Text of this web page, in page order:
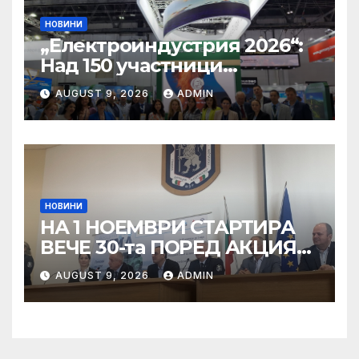
НОВИНИ
„Електроиндустрия 2026“:
Над 150 участници
обсъдиха решения и
ключовата роля на сектора
в технологичната
трансформация
AUGUST 9, 2026 ADMIN
НОВИНИ
НА 1 НОЕМВРИ СТАРТИРА
ВЕЧЕ 30-та ПОРЕД АКЦИЯ
„ЗИМА“
AUGUST 9, 2026 ADMIN